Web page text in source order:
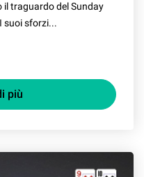
il traguardo del Sunday
suoi sforzi...
più